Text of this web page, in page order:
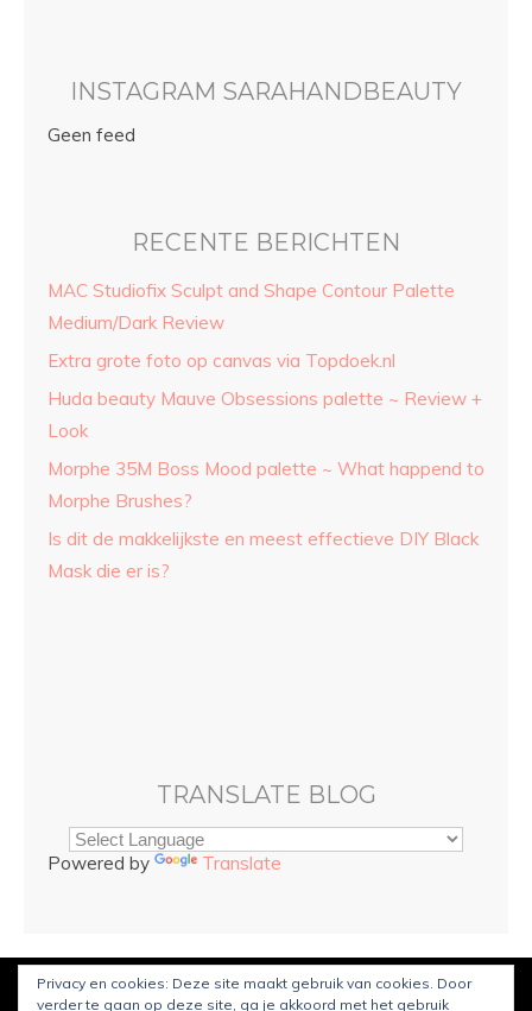
INSTAGRAM SARAHANDBEAUTY
Geen feed
RECENTE BERICHTEN
MAC Studiofix Sculpt and Shape Contour Palette
Medium/Dark Review
Extra grote foto op canvas via Topdoek.nl
Huda beauty Mauve Obsessions palette ~ Review +
Look
Morphe 35M Boss Mood palette ~ What happend to
Morphe Brushes?
Is dit de makkelijkste en meest effectieve DIY Black
Mask die er is?
TRANSLATE BLOG
Powered by Translate
© CopyrightSarah and Beauty2022. Mogelijk gemaakt door
Privacy en cookies: Deze site maakt gebruik van cookies. Door
verder te gaan op deze site, ga je akkoord met het gebruik